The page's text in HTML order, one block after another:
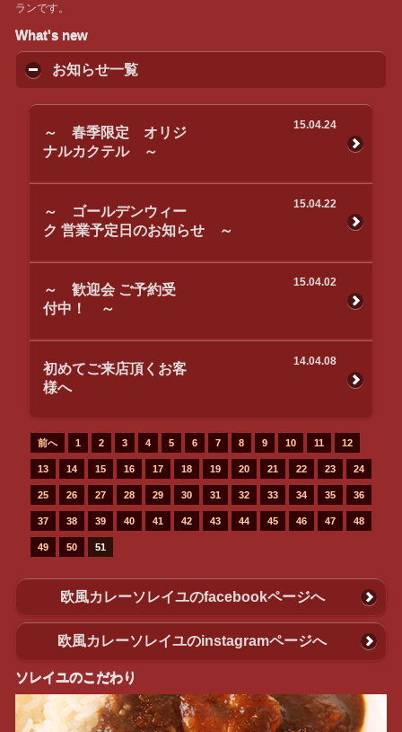
ランです。
What's new
お知らせ一覧
15.04.24
～ 春季限定 オリジ
ナルカクテル ～
15.04.22
～ ゴールデンウィー
ク 営業予定日のお知らせ ～
15.04.02
～ 歓迎会 ご予約受
付中！ ～
14.04.08
初めてご来店頂くお客
様へ
前へ 1 2 3 4 5 6 7 8 9 10 11 12
13 14 15 16 17 18 19 20 21 22 23 24
25 26 27 28 29 30 31 32 33 34 35 36
37 38 39 40 41 42 43 44 45 46 47 48
49 50 51
欧風カレーソレイユのfacebookページへ
欧風カレーソレイユのinstagramページへ
ソレイユのこだわり